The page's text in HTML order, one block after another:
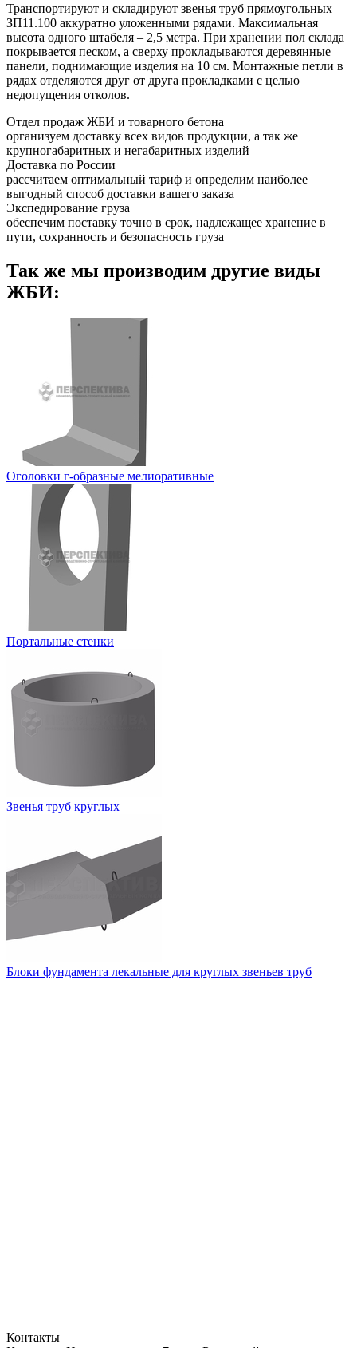
Транспортируют и складируют звенья труб прямоугольных
ЗП11.100 аккуратно уложенными рядами. Максимальная
высота одного штабеля – 2,5 метра. При хранении пол склада
покрывается песком, а сверху прокладываются деревянные
панели, поднимающие изделия на 10 см. Монтажные петли в
рядах отделяются друг от друга прокладками с целью
недопущения отколов.
Отдел продаж ЖБИ и товарного бетона
организуем доставку всех видов продукции, а так же
крупногабаритных и негабаритных изделий
Доставка по России
рассчитаем оптимальный тариф и определим наиболее
выгодный способ доставки вашего заказа
Экспедирование груза
обеспечим поставку точно в срок, надлежащее хранение в
пути, сохранность и безопасность груза
Так же мы производим другие виды
ЖБИ:
Оголовки г-образные мелиоративные
Портальные стенки
Звенья труб круглых
Блоки фундамента лекальные для круглых звеньев труб
Контакты